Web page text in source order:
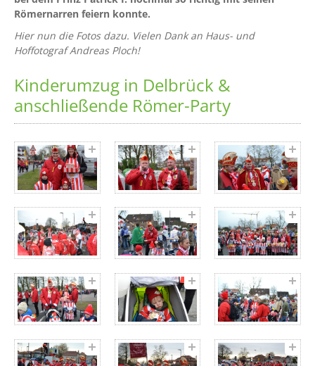
Römernarren feiern konnte.
Hier nun die Fotos dazu. Vielen Dank an Haus- und
Hoffotograf Andreas Ploch!
Kinderumzug in Delbrück &
anschließende Römer-Party